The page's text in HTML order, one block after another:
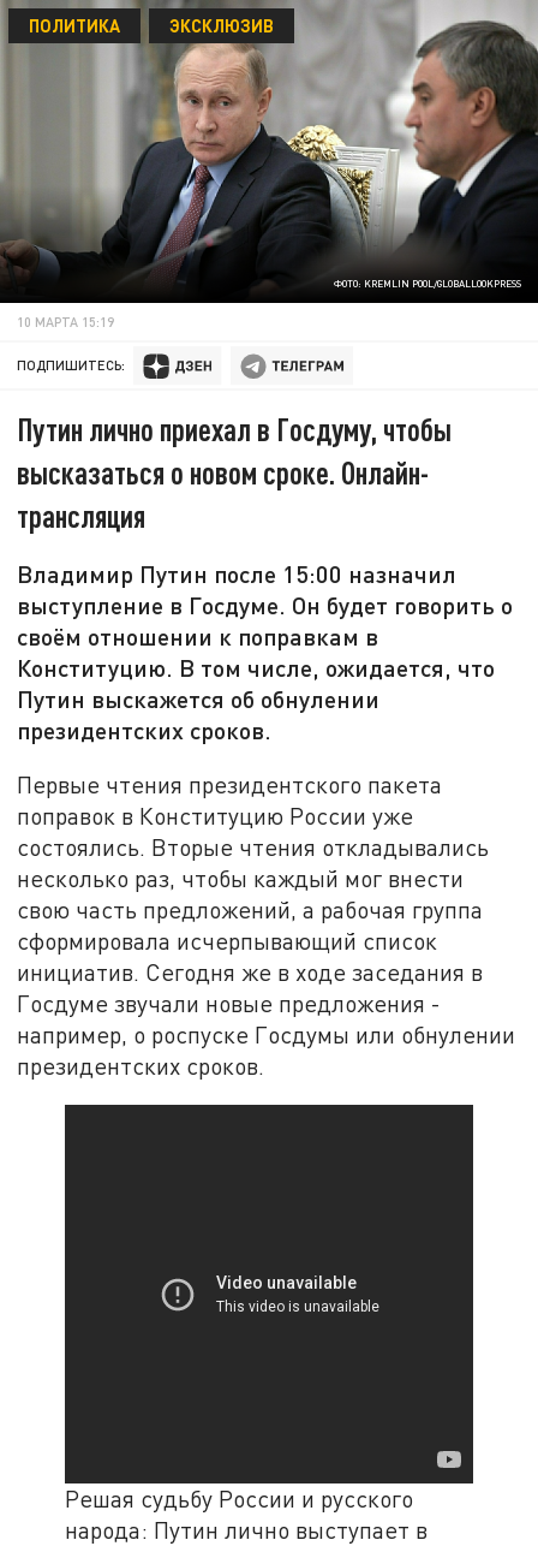
ФОТО: KREMLIN POOL/GLOBALLOOKPRESS
ПОЛИТИКА ЭКСКЛЮЗИВ
10 МАРТА 15:19
ПОДПИШИТЕСЬ:
Путин лично приехал в Госдуму, чтобы
высказаться о новом сроке. Онлайн-
трансляция
Владимир Путин после 15:00 назначил
выступление в Госдуме. Он будет говорить о
своём отношении к поправкам в
Конституцию. В том числе, ожидается, что
Путин выскажется об обнулении
президентских сроков.
Первые чтения президентского пакета
поправок в Конституцию России уже
состоялись. Вторые чтения откладывались
несколько раз, чтобы каждый мог внести
свою часть предложений, а рабочая группа
сформировала исчерпывающий список
инициатив. Сегодня же в ходе заседания в
Госдуме звучали новые предложения -
например, о роспуске Госдумы или обнулении
президентских сроков.
Решая судьбу России и русского
народа: Путин лично выступает в